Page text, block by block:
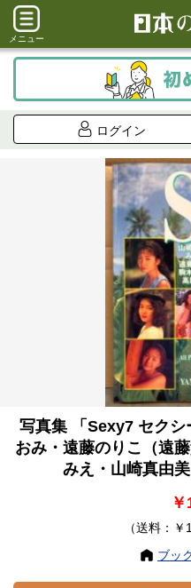
メニュー
ログイン
写真集 「Sexy7 セク
おみ・遠藤のりこ（遠
みえ・山崎真由
（送料：￥
ブッ